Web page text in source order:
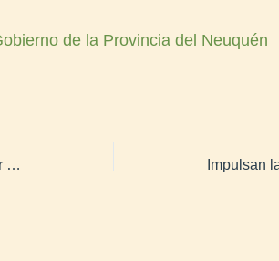
de la Provincia del Neuquén
En un año de gestión, se logró regularizar toda el área urbana de Cochico